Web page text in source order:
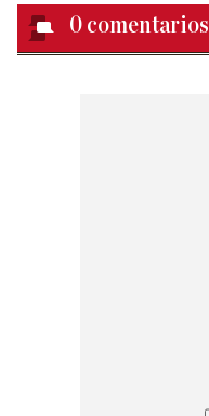
0 comentarios